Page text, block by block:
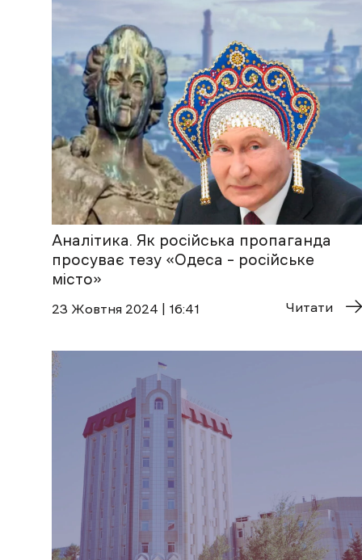
Аналітика. Як російська пропаганда
просуває тезу «Одеса – російське
місто»
23 Жовтня 2024 | 16:41 Читати